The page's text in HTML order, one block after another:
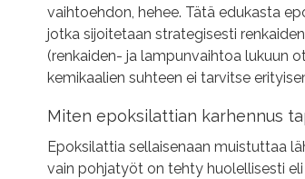
vaihtoehdon, hehee. Tätä edukasta
jotka sijoitetaan strategisesti
(renkaiden- ja lampunvaihtoa lukuun
kemikaalien suhteen ei tarvitse
Miten epoksilattian karhennus
Epoksilattia sellaisenaan muistuttaa
vain pohjatyöt on tehty huolellisesti